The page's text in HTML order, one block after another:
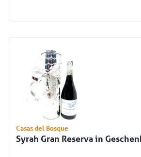
Casas del Bosque
Syrah Gran Reserva in